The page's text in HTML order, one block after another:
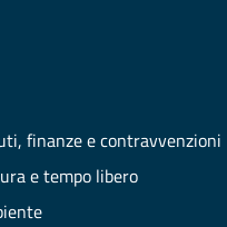
finanze e contravvenzioni
e tempo libero